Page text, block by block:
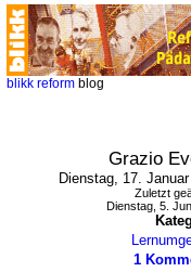
blikk reform blog
Grazio
Dienstag, 17.
Zuletzt
Dienstag, 5.
1